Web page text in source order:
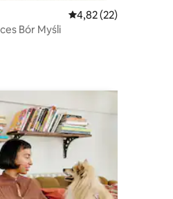
Évaluation moyenne
4,82 (22)
Bór Myśli